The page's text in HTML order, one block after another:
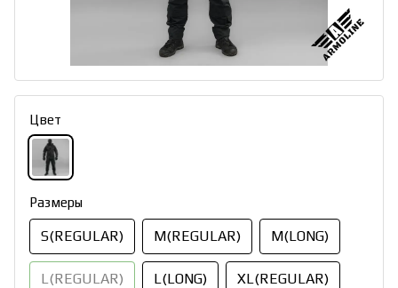
Цвет
Размеры
S(REGULAR) M(REGULAR) M(LONG)
L(REGULAR) L(LONG) XL(REGULAR)